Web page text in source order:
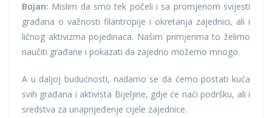
Bojan: Mislim da smo tek počeli i sa promjenom svijesti
građana o važnosti filantropije i okretanja zajednici, ali i
ličnog aktivizma pojedinaca. Našim primjerima to želimo
naučiti građane i pokazati da zajedno možemo mnogo.
A u daljoj budućnosti, nadamo se da ćemo postati kuća
svih građana i aktivista Bijeljine, gdje će naći podršku, ali i
sredstva za unaprijeđenje cijele zajednice.